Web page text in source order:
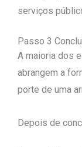
serviços
Passo 3
A maioria dos
abrangem a
porte de uma
Depois de